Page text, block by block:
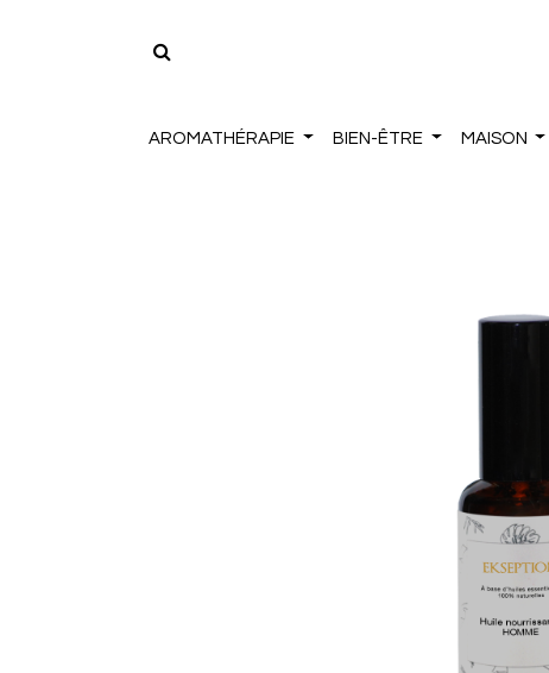
AROMATHÉRAPIE BIEN-ÊTRE MAISON